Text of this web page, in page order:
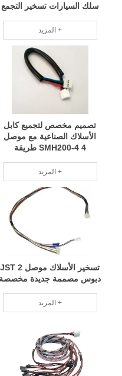
سلك السيارات تسخير التجمع
المزيد +
تصميم مخصص لتجميع كابل
الأسلاك الصناعية مع موصل
SMH200-4 4 طريقة
المزيد +
تسخير الأسلاك موصل JST 2
دبوس مصممة جديدة مخصصة
المزيد +